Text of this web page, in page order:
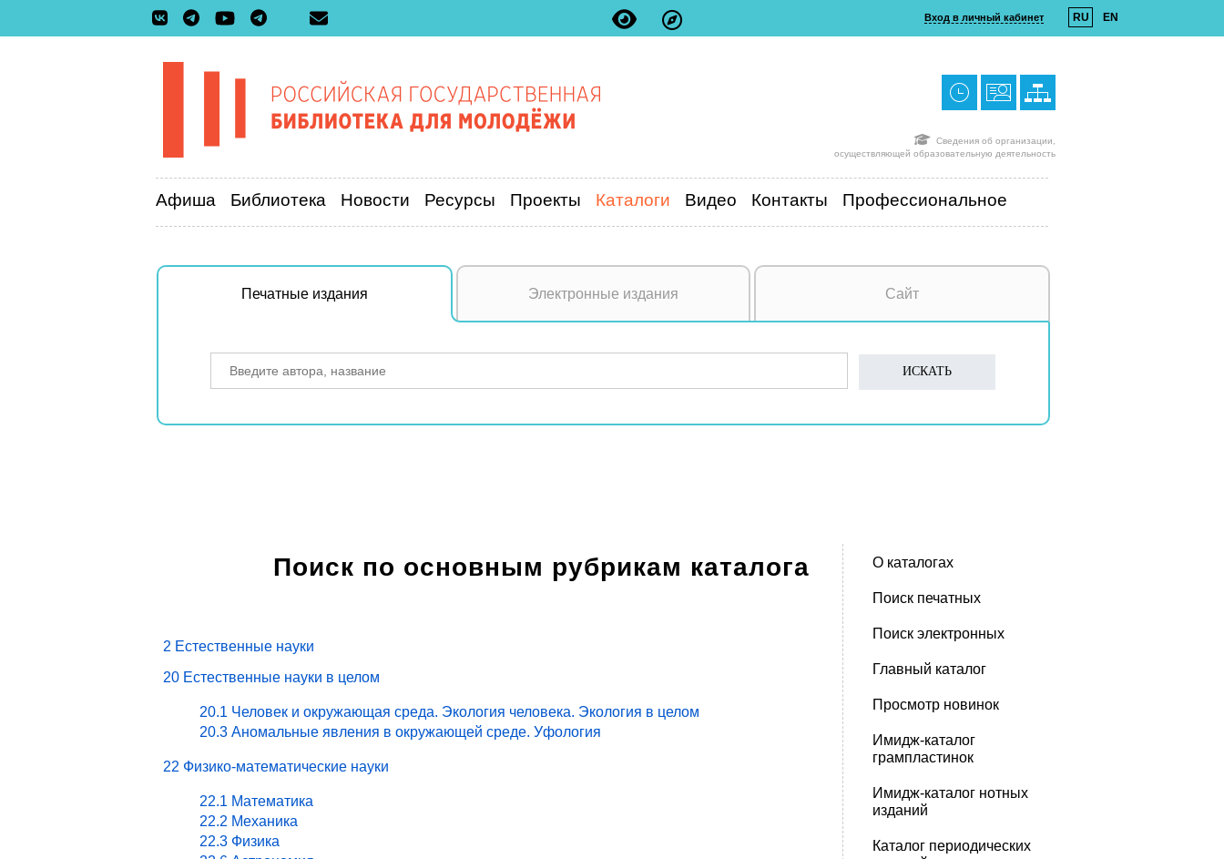
Вход в личный кабинет RU EN
Сведения об организации,
осуществляющей образовательную деятельность
Афиша Библиотека Новости Ресурсы Проекты Каталоги Видео Контакты Профессиональное
Печатные издания Электронные издания Сайт
Поиск по основным рубрикам каталога
2 Естественные науки
20 Естественные науки в целом
20.1 Человек и окружающая среда. Экология человека. Экология в целом
20.3 Аномальные явления в окружающей среде. Уфология
22 Физико-математические науки
22.1 Математика
22.2 Механика
22.3 Физика
О каталогах
Поиск печатных
Поиск электронных
Главный каталог
Просмотр новинок
Имидж-каталог
грампластинок
Имидж-каталог нотных
изданий
Каталог периодических